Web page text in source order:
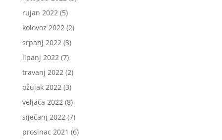
rujan 2022(5)
kolovoz 2022(2)
srpanj 2022(3)
lipanj 2022(7)
travanj 2022(2)
ožujak 2022(3)
veljača 2022(8)
siječanj 2022(7)
prosinac 2021 (6)